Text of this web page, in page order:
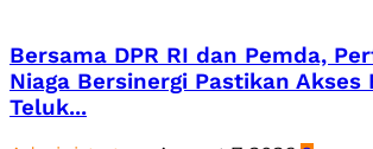
Bersama DPR RI dan Pemda,
Niaga Bersinergi Pastikan Akses
Teluk...